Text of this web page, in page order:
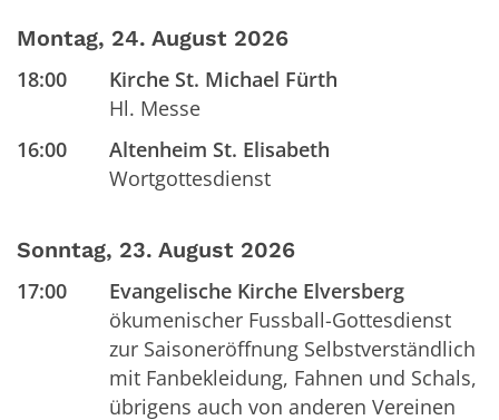
Montag, 24. August 2026
18:00
Kirche St. Michael Fürth
Hl. Messe
16:00
Altenheim St. Elisabeth
Wortgottesdienst
Sonntag, 23. August 2026
17:00
Evangelische Kirche Elversberg
ökumenischer Fussball-Gottesdienst
zur Saisoneröffnung Selbstverständlich
mit Fanbekleidung, Fahnen und Schals,
übrigens auch von anderen Vereinen